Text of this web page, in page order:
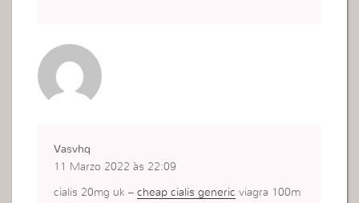
Vasvhq
11 Marzo 2022 às 22:09
cialis 20mg uk –cheap cialis generic viagra 100m